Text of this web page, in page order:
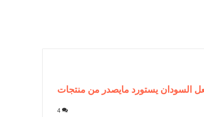
السودان يستورد مايصدر من منتجات
4